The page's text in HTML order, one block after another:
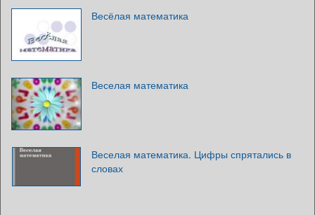
Весёлая математика
Веселая математика
Веселая математика. Цифры спрятались в
словах